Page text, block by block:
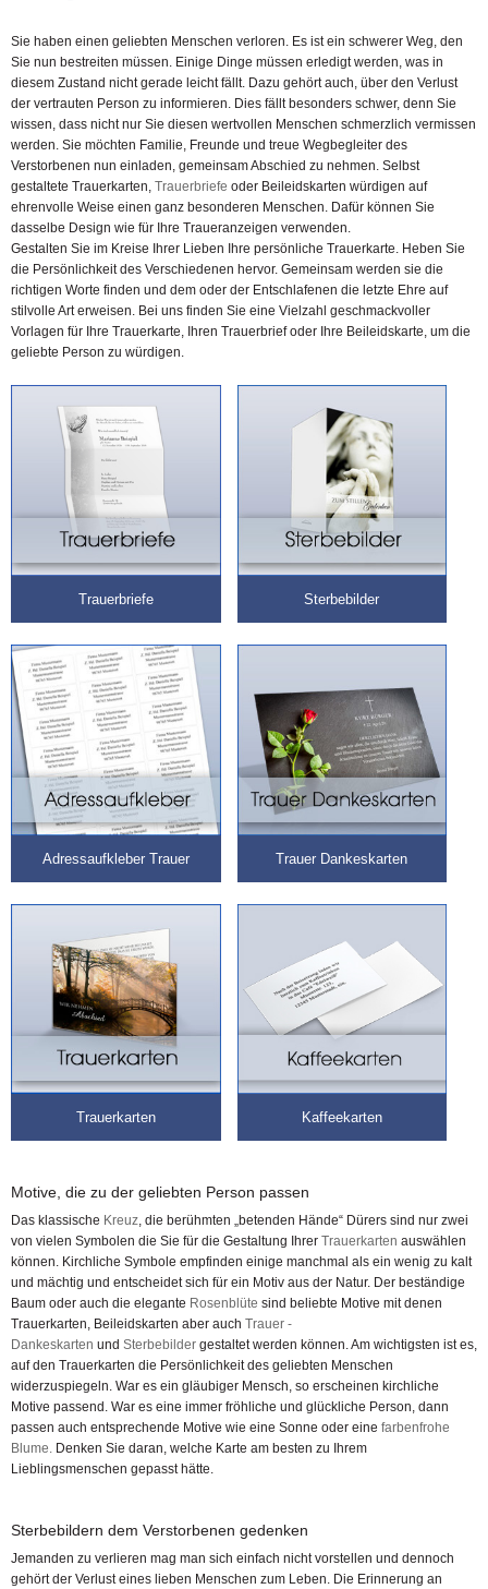
Sie haben einen geliebten Menschen verloren. Es ist ein schwerer Weg, den
Sie nun bestreiten müssen. Einige Dinge müssen erledigt werden, was in
diesem Zustand nicht gerade leicht fällt. Dazu gehört auch, über den Verlust
der vertrauten Person zu informieren. Dies fällt besonders schwer, denn Sie
wissen, dass nicht nur Sie diesen wertvollen Menschen schmerzlich vermissen
werden. Sie möchten Familie, Freunde und treue Wegbegleiter des
Verstorbenen nun einladen, gemeinsam Abschied zu nehmen. Selbst
gestaltete Trauerkarten, Trauerbriefe oder Beileidskarten würdigen auf
ehrenvolle Weise einen ganz besonderen Menschen. Dafür können Sie
dasselbe Design wie für Ihre Traueranzeigen verwenden.
Gestalten Sie im Kreise Ihrer Lieben Ihre persönliche Trauerkarte. Heben Sie
die Persönlichkeit des Verschiedenen hervor. Gemeinsam werden sie die
richtigen Worte finden und dem oder der Entschlafenen die letzte Ehre auf
stilvolle Art erweisen. Bei uns finden Sie eine Vielzahl geschmackvoller
Vorlagen für Ihre Trauerkarte, Ihren Trauerbrief oder Ihre Beileidskarte, um die
geliebte Person zu würdigen.
Trauerbriefe Sterbebilder
Adressaufkleber Trauer Trauer Dankeskarten
Trauerkarten Kaffeekarten
Motive, die zu der geliebten Person passen
Das klassische Kreuz, die berühmten „betenden Hände“ Dürers sind nur zwei
von vielen Symbolen die Sie für die Gestaltung Ihrer Trauerkarten auswählen
können. Kirchliche Symbole empfinden einige manchmal als ein wenig zu kalt
und mächtig und entscheidet sich für ein Motiv aus der Natur. Der beständige
Baum oder auch die elegante Rosenblüte sind beliebte Motive mit denen
Trauerkarten, Beileidskarten aber auch Trauer -
Dankeskarten und Sterbebilder gestaltet werden können. Am wichtigsten ist es,
auf den Trauerkarten die Persönlichkeit des geliebten Menschen
widerzuspiegeln. War es ein gläubiger Mensch, so erscheinen kirchliche
Motive passend. War es eine immer fröhliche und glückliche Person, dann
passen auch entsprechende Motive wie eine Sonne oder eine farbenfrohe
Blume. Denken Sie daran, welche Karte am besten zu Ihrem
Lieblingsmenschen gepasst hätte.
Sterbebildern dem Verstorbenen gedenken
Jemanden zu verlieren mag man sich einfach nicht vorstellen und dennoch
gehört der Verlust eines lieben Menschen zum Leben. Die Erinnerung an